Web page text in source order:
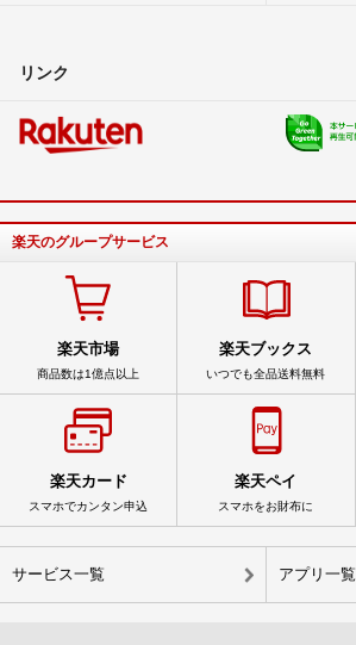
リンク
楽天のグループサービス
楽天市場
商品数は1億点以上
楽天ブックス
いつでも全品送料無料
楽天カード
スマホでカンタン申込
楽天ペイ
スマホをお財布に
サービス一覧 アプリ一覧